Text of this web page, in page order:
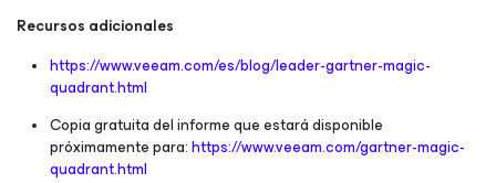
Recursos adicionales
https://www.veeam.com/es/blog/leader-gartner-magic-
quadrant.html
Copia gratuita del informe que estará disponible
próximamente para:https://www.veeam.com/gartner-magic-
quadrant.html